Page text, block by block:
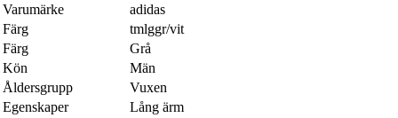
Varumärke
adidas
Färg
tmlggr/vit
Färg
Grå
Kön
Män
Åldersgrupp
Vuxen
Egenskaper
Lång ärm